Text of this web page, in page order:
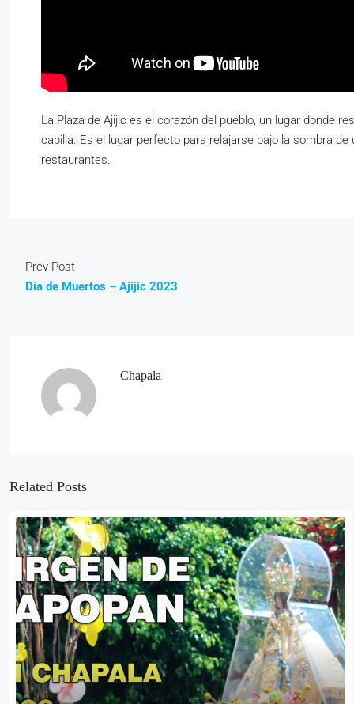
La Plaza de Ajijic es el corazón del pueblo, un lugar donde
capilla. Es el lugar perfecto para relajarse bajo la sombra
restaurantes.
Prev Post
Día de Muertos – Ajijic 2023
Chapala
Related Posts